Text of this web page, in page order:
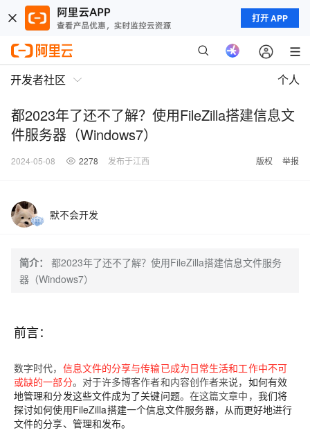
打开 APP
开发者社区 个人
都2023年了还不了解？使用FileZilla搭建信息文
件服务器（Windows7）
2024-05-08 2278 发布于江西 版权 举报
默不会开发
简介：
都2023年了还不了解？使用FileZilla搭建信息文件服务
器（Windows7）
前言：
数字时代， 信息文件的分享与传输已成为日常生活和工作中不可
或缺的一部分。对于许多博客作者和内容创作者来说， 如何有效
地管理和分发这些文件成为了关键问题。在这篇文章中， 我们将
探讨如何使用FileZilla搭建一个信息文件服务器，从而更好地进行
文件的分享、管理和发布。